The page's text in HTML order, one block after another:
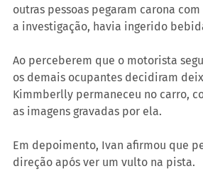
outras pessoas pegaram carona
a investigação, havia ingerido
Ao perceberem que o motorista
os demais ocupantes decidiram
Kimmberlly permaneceu no carro,
as imagens gravadas por ela.
Em depoimento, Ivan afirmou que
direção após ver um vulto na pista.